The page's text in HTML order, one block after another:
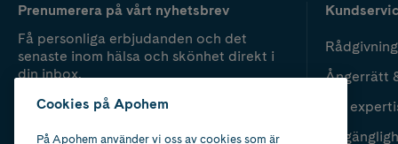
Prenumerera på vårt nyhetsbrev
Få personliga erbjudanden och det
senaste inom hälsa och skönhet direkt i
din inbox.
Ångerrätt
Vår
Cookies på Apohem
På Apohem använder vi oss av cookies som är